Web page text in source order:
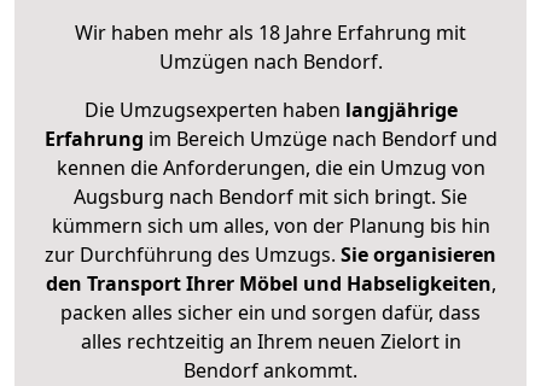
Wir haben mehr als 18 Jahre Erfahrung mit
Umzügen nach Bendorf.
Die Umzugsexperten haben langjährige
Erfahrung im Bereich Umzüge nach Bendorf und
kennen die Anforderungen, die ein Umzug von
Augsburg nach Bendorf mit sich bringt. Sie
kümmern sich um alles, von der Planung bis hin
zur Durchführung des Umzugs. Sie organisieren
den Transport Ihrer Möbel und Habseligkeiten,
packen alles sicher ein und sorgen dafür, dass
alles rechtzeitig an Ihrem neuen Zielort in
Bendorf ankommt.